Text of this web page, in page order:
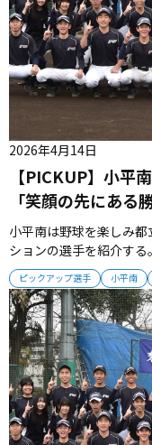
ピックアップ選手 小平南
【PICKUP】小
「笑顔の先にある
2026年4月14日
小平南は野球を楽しみ
ションの選手を紹介す
悠人（３年＝右翼手）四
二塁手）秦、服部の好
倉、５番・若狭のクリ
悠樹（２年）岩崎...